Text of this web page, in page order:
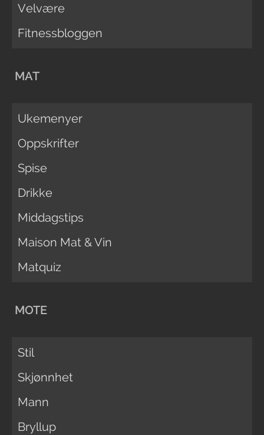
Velvære
Fitnessbloggen
MAT
Ukemenyer
Oppskrifter
Spise
Drikke
Middagstips
Maison Mat & Vin
Matquiz
MOTE
Stil
Skjønnhet
Mann
Bryllup